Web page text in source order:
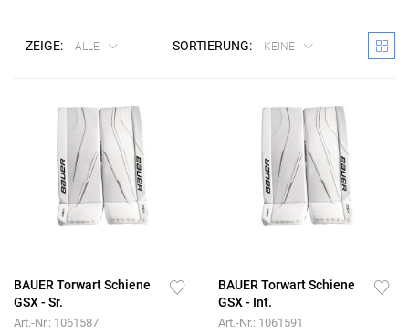
ZEIGE: ALLE SORTIERUNG: KEINE
BAUER Torwart Schiene
GSX - Sr.
Art.-Nr.: 1061587
BAUER Torwart Schiene
GSX - Int.
Art.-Nr.: 1061591